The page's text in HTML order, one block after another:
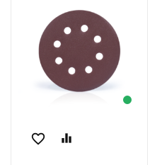
favorite_border equalizer